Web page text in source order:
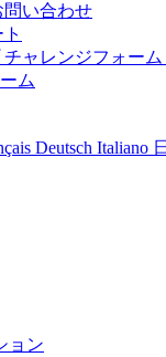
問い合わせ
ャレンジフォーム
ム
Deutsch Italiano
ョン